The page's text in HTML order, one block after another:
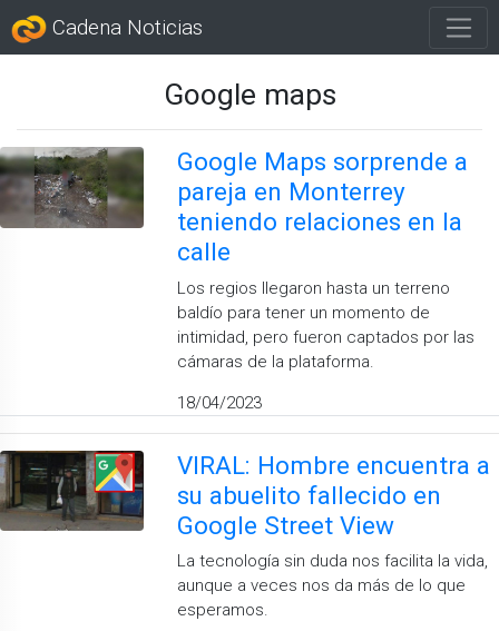
Cadena Noticias
Google maps
Google Maps sorprende a
pareja en Monterrey
teniendo relaciones en la
calle
Los regios llegaron hasta un terreno
baldío para tener un momento de
intimidad, pero fueron captados por las
cámaras de la plataforma.
18/04/2023
VIRAL: Hombre encuentra a
su abuelito fallecido en
Google Street View
La tecnología sin duda nos facilita la vida,
aunque a veces nos da más de lo que
esperamos.